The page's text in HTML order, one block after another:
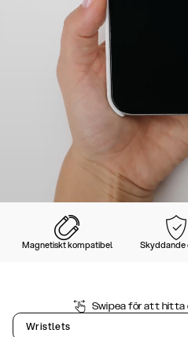
Magnetiskt kompatibel Skyddande
Swipea för att
Wristlets